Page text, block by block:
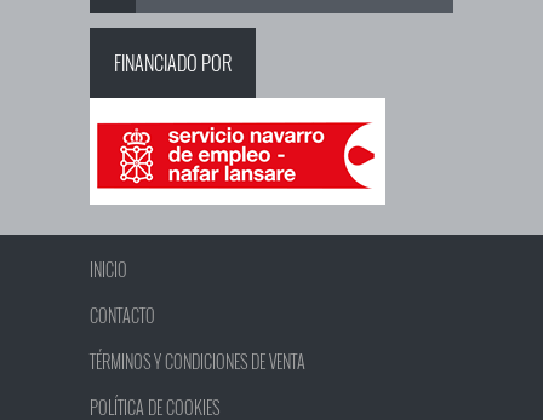
FINANCIADO POR
INICIO
CONTACTO
TÉRMINOS Y CONDICIONES DE VENTA
POLÍTICA DE COOKIES